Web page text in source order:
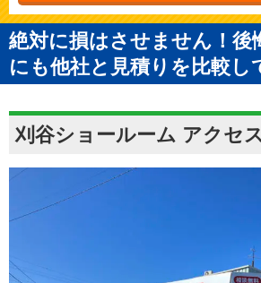
絶対に損はさせません！後
にも他社と見積りを比較し
刈谷ショールーム アクセ